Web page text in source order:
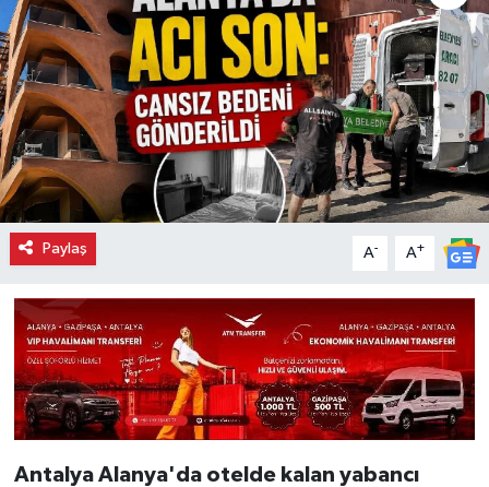
Paylaş A- A+
Antalya Alanya'da otelde kalan yabancı